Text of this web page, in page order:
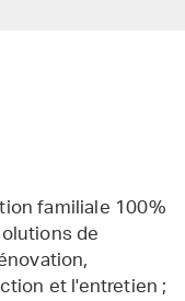
familiale 100%
de
et l'entretien ;